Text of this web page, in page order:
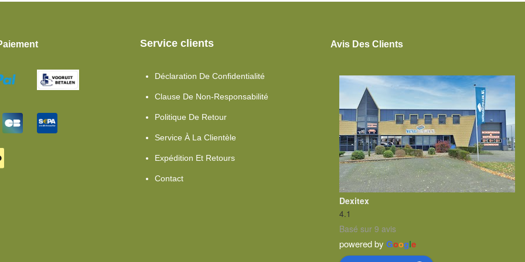
Service clients
Déclaration De Confidentialité
Clause De Non-Responsabilité
Politique De Retour
Service À La Clientèle
Expédition Et Retours
Contact
Avis Des Clients
Dexitex
4.1
Basé sur 9 avis
powered by Google